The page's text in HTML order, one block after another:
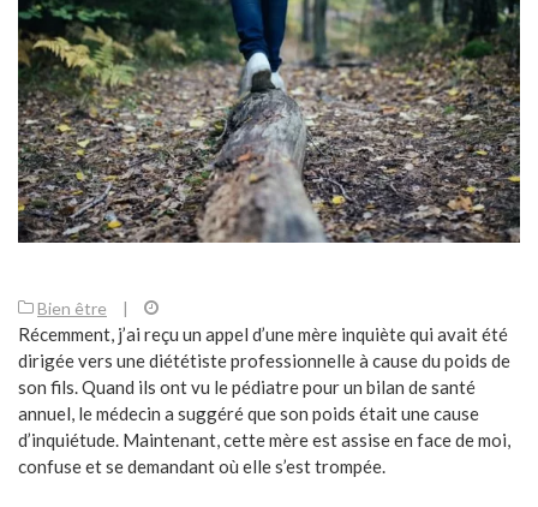
Bien être |
Récemment, j’ai reçu un appel d’une mère inquiète qui avait été
dirigée vers une diététiste professionnelle à cause du poids de
son fils. Quand ils ont vu le pédiatre pour un bilan de santé
annuel, le médecin a suggéré que son poids était une cause
d’inquiétude. Maintenant, cette mère est assise en face de moi,
confuse et se demandant où elle s’est trompée.